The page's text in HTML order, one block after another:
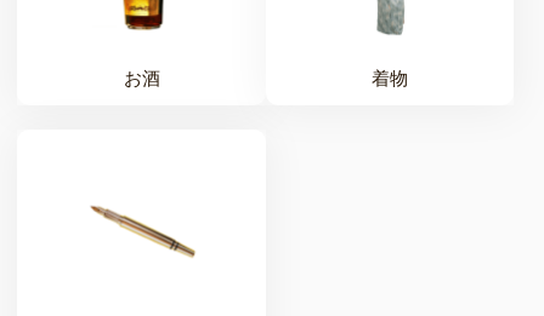
お酒 着物